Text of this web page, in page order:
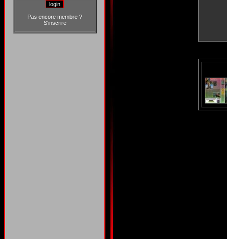
Pas encore membre ?
S'inscrire